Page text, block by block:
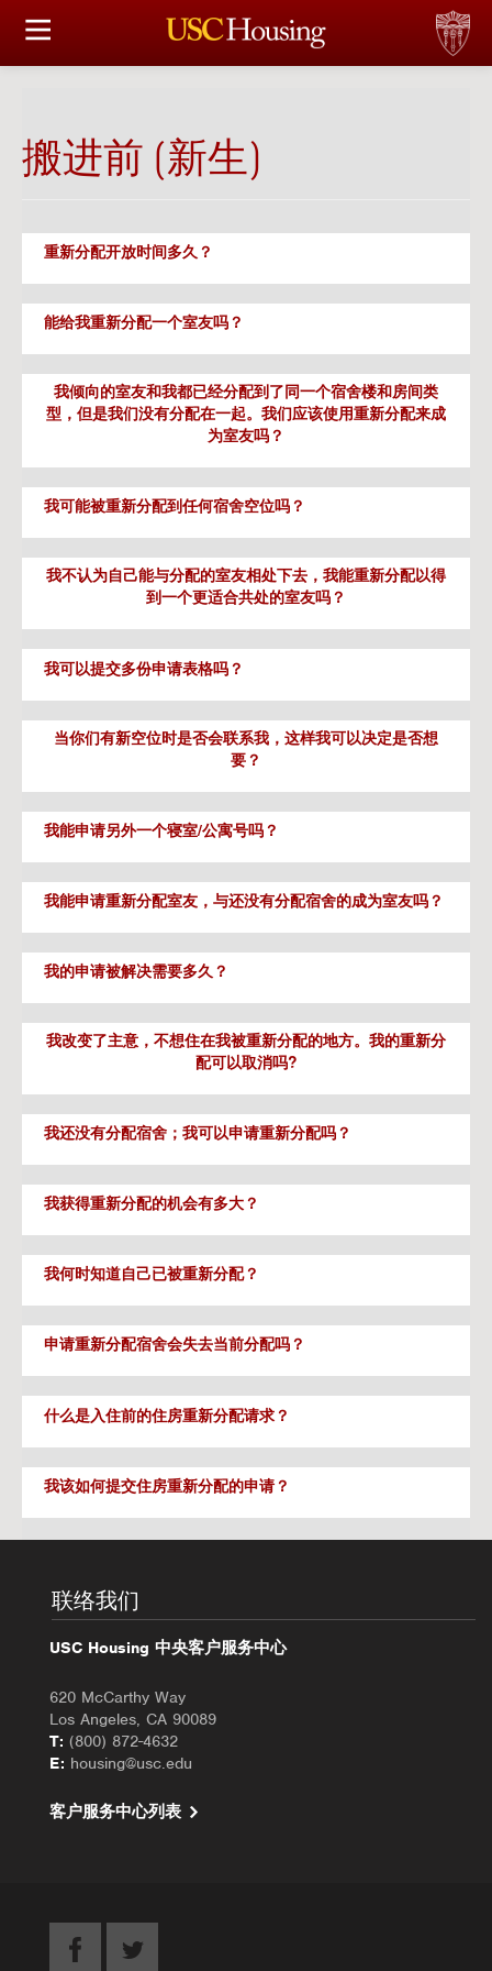
住房选择
财务实事资讯
会议资讯
常见问题解答
搬进前 (新生)
重新分配开放时间多久？
能给我重新分配一个室友吗？
我倾向的室友和我都已经分配到了同一个宿舍楼和房间类
型，但是我们没有分配在一起。我们应该使用重新分配来成
为室友吗？
我可能被重新分配到任何宿舍空位吗？
我不认为自己能与分配的室友相处下去，我能重新分配以得
到一个更适合共处的室友吗？
我可以提交多份申请表格吗？
当你们有新空位时是否会联系我，这样我可以决定是否想
要？
我能申请另外一个寝室/公寓号吗？
我能申请重新分配室友，与还没有分配宿舍的成为室友吗？
我的申请被解决需要多久？
我改变了主意，不想住在我被重新分配的地方。我的重新分
配可以取消吗?
我还没有分配宿舍；我可以申请重新分配吗？
我获得重新分配的机会有多大？
我何时知道自己已被重新分配？
申请重新分配宿舍会失去当前分配吗？
什么是入住前的住房重新分配请求？
我该如何提交住房重新分配的申请？
联络我们
USC Housing 中央客户服务中心
620 McCarthy Way
Los Angeles, CA 90089
T: (800) 872-4632
E: housing@usc.edu
客户服务中心列表